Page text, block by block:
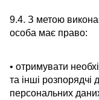
9.4. З метою
особа має право:
• отримувати
та інші
персональних